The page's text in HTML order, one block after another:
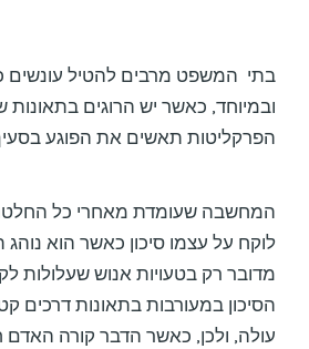
בתי המשפט מרבים להטיל עונשים
ובמיוחד, כאשר יש הרוגים
הפרקליטות תאשים את הפוגע
המחשבה שעומדת מאחרי כל
לוקח על עצמו סיכון כאשר הוא נוהג
מדובר רק בטעויות אנוש שעלולות
הסיכון במעורבות בתאונות דרכים
עולה, ולכן, כאשר הדבר קורה האדם